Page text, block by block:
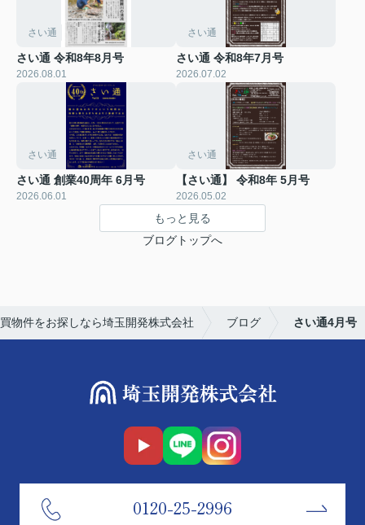
さい通
さい通 令和8年8月号
2026.08.01
さい通
さい通 令和8年7月号
2026.07.02
さい通
さい通 創業40周年 6月号
2026.06.01
さい通
【さい通】 令和8年 5月号
2026.05.02
もっと見る
ブログトップへ
物件をお探しなら埼玉開発株式会社 ブログ さい通4月号
0120-25-2996